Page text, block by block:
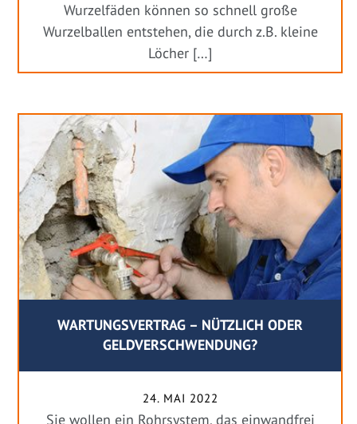
Wurzelfäden können so schnell große
Wurzelballen entstehen, die durch z.B. kleine
Löcher […]
WARTUNGSVERTRAG – NÜTZLICH ODER
GELDVERSCHWENDUNG?
24. MAI 2022
Sie wollen ein Rohrsystem, das einwandfrei